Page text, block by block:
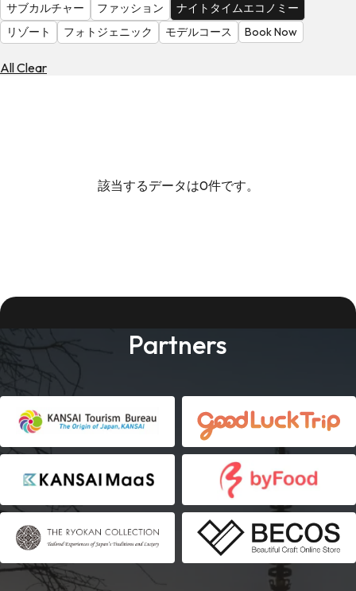
サブカルチャー
ファッション
ナイトタイムエコノミー
リゾート
フォトジェニック モデルコース Book Now
All Clear
該当するデータは0件です。
Partners